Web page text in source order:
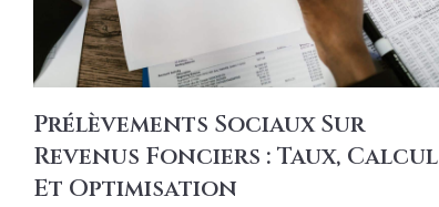
Prélèvements Sociaux Sur
Revenus Fonciers : Taux, Calcul
Et Optimisation